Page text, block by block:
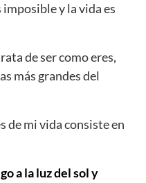
y la vida es
de ser como eres,
más grandes del
de mi vida consiste en
a la luz del sol y